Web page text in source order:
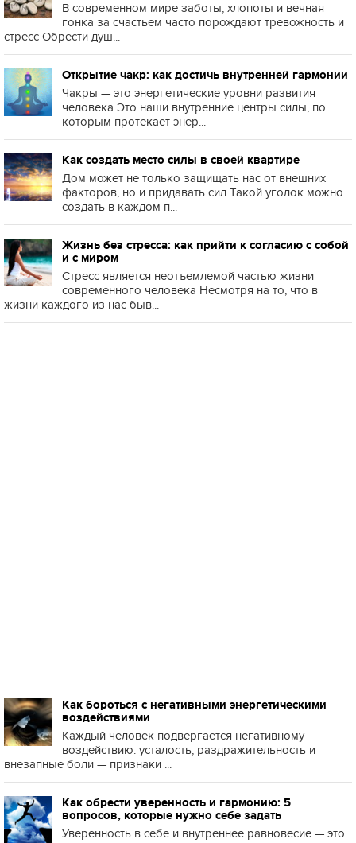
В современном мире заботы, хлопоты и вечная
гонка за счастьем часто порождают тревожность и
стресс Обрести душ...
Открытие чакр: как достичь внутренней гармонии
Чакры — это энергетические уровни развития
человека Это наши внутренние центры силы, по
которым протекает энер...
Как создать место силы в своей квартире
Дом может не только защищать нас от внешних
факторов, но и придавать сил Такой уголок можно
создать в каждом п...
Жизнь без стресса: как прийти к согласию с собой
и с миром
Стресс является неотъемлемой частью жизни
современного человека Несмотря на то, что в
жизни каждого из нас быв...
Как бороться с негативными энергетическими
воздействиями
Каждый человек подвергается негативному
воздействию: усталость, раздражительность и
внезапные боли — признаки ...
Как обрести уверенность и гармонию: 5
вопросов, которые нужно себе задать
Уверенность в себе и внутреннее равновесие — это